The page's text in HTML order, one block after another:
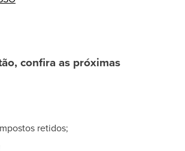
confira as próximas
retidos;